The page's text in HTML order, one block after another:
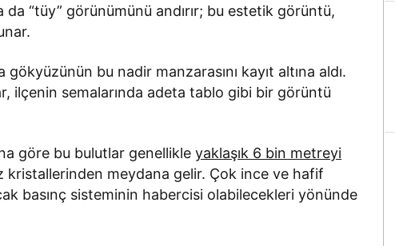
da “tüy” görünümünü andırır; bu estetik görüntü,
bu nadir manzarasını kayıt altına aldı.
ilçenin semalarında adeta tablo gibi bir görüntü
göre bu bulutlar genellikleyaklaşık 6 bin metreyi
meydana gelir. Çok ince ve hafif
basınç sisteminin habercisi olabilecekleri yönünde